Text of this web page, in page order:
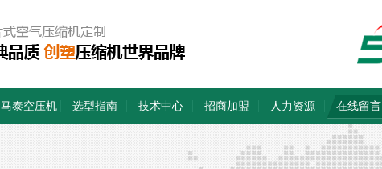
马泰空压机 选型指南 技术中心 招商加盟 人力资源 在线留言